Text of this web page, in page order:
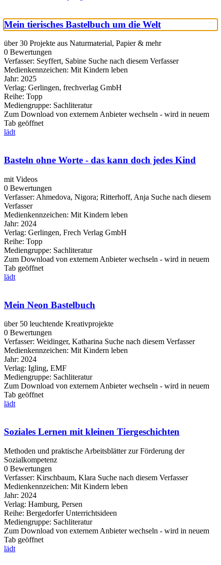
Mein tierisches Bastelbuch um die Welt
über 30 Projekte aus Naturmaterial, Papier & mehr
0 Bewertungen
Verfasser: Seyffert, Sabine Suche nach diesem Verfasser
Medienkennzeichen: Mit Kindern leben
Jahr: 2025
Verlag: Gerlingen, frechverlag GmbH
Reihe: Topp
Mediengruppe: Sachliteratur
Zum Download von externem Anbieter wechseln - wird in neuem
Tab geöffnet
lädt
Basteln ohne Worte - das kann doch jedes Kind
mit Videos
0 Bewertungen
Verfasser: Ahmedova, Nigora; Ritterhoff, Anja Suche nach diesem
Verfasser
Medienkennzeichen: Mit Kindern leben
Jahr: 2024
Verlag: Gerlingen, Frech Verlag GmbH
Reihe: Topp
Mediengruppe: Sachliteratur
Zum Download von externem Anbieter wechseln - wird in neuem
Tab geöffnet
lädt
Mein Neon Bastelbuch
über 50 leuchtende Kreativprojekte
0 Bewertungen
Verfasser: Weidinger, Katharina Suche nach diesem Verfasser
Medienkennzeichen: Mit Kindern leben
Jahr: 2024
Verlag: Igling, EMF
Mediengruppe: Sachliteratur
Zum Download von externem Anbieter wechseln - wird in neuem
Tab geöffnet
lädt
Soziales Lernen mit kleinen Tiergeschichten
Methoden und praktische Arbeitsblätter zur Förderung der
Sozialkompetenz
0 Bewertungen
Verfasser: Kirschbaum, Klara Suche nach diesem Verfasser
Medienkennzeichen: Mit Kindern leben
Jahr: 2024
Verlag: Hamburg, Persen
Reihe: Bergedorfer Unterrichtsideen
Mediengruppe: Sachliteratur
Zum Download von externem Anbieter wechseln - wird in neuem
Tab geöffnet
lädt